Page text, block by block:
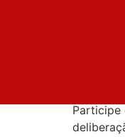
Os
Participe